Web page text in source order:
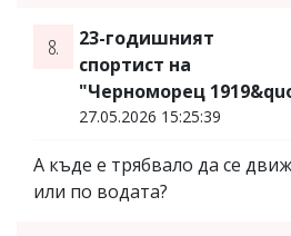
8.
23-годишният
спортист на
"Черноморец
27.05.2026 15:25:39
А къде е трябвало да се
или по водата?